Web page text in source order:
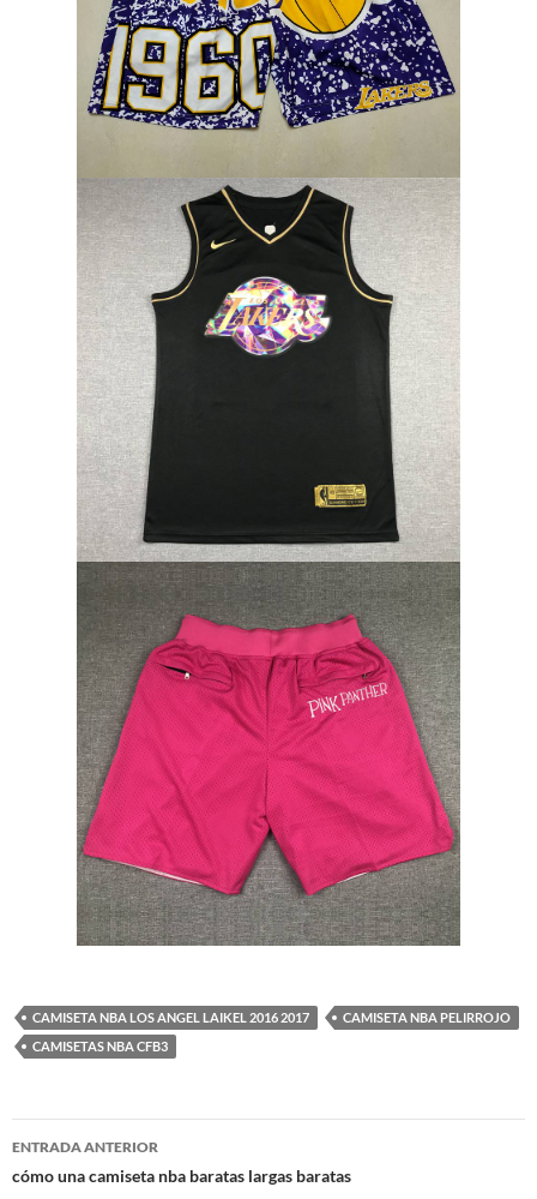
CAMISETA NBA LOS ANGEL LAIKEL 2016 2017
CAMISETA NBA PELIRROJO
CAMISETAS NBA CFB3
Navegación
de
ENTRADA ANTERIOR
cómo una camiseta nba baratas largas baratas